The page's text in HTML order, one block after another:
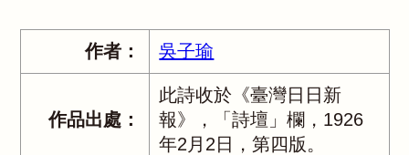
作者： 吳子瑜
作品出處：
此詩收於《臺灣日日新
報》，「詩壇」欄，1926
年2月2日，第四版。